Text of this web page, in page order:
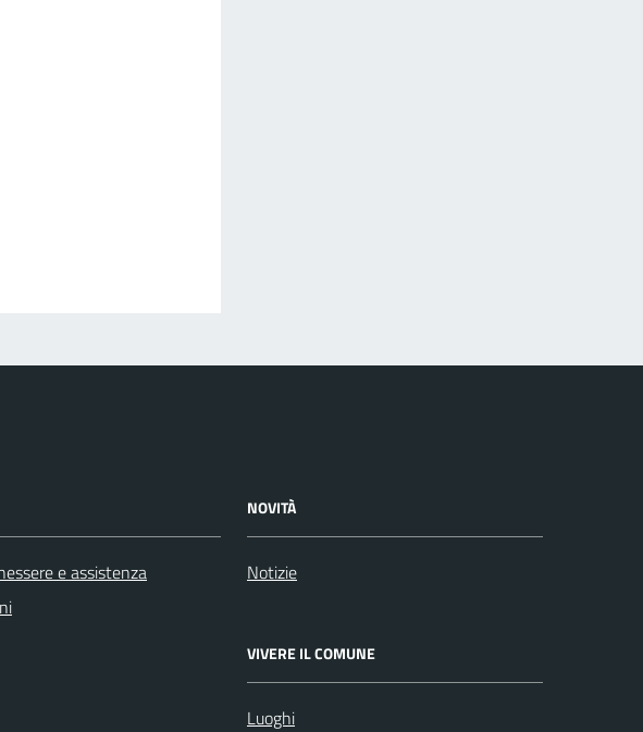
e assistenza
NOVITÀ
Notizie
VIVERE IL COMUNE
Luoghi